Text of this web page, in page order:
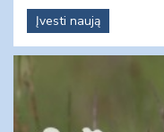
Įvesti naują